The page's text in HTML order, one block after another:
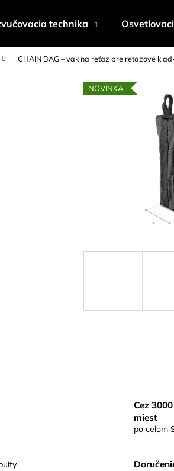
technika
CHAIN BAG – vak na reťaz pre reťazové
NOVINKA
Cez
miest
po celom
Čo